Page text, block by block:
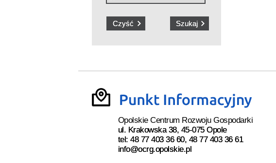
Opolskie Centrum Rozwoju Gospodarki
ul. Krakowska 38, 45-075 Opole
tel: 48 77 403 36 60, 48 77 403 36 61
info@ocrg.opolskie.pl